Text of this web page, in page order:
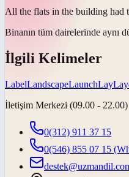
All the flats in the building had
Binanın tüm dairelerinde aynı
İlgili Kelimeler
LabelLandscapeLaunchLay
İletişim Merkezi (09.00 - 22.00)
0(312) 911 37 15
0(546) 855 07 15